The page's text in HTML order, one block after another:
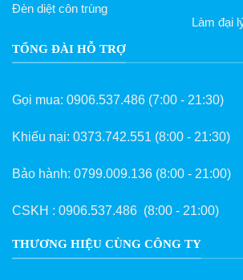
Đèn diệt côn trùng
Làm đại
TỔNG ĐÀI HỖ TRỢ
Gọi mua: 0906.537.486 (7:00 - 21:30)
Khiếu nại: 0373.742.551 (8:00 - 21:30)
Bảo hành: 0799.009.136 (8:00 - 21:00)
CSKH : 0906.537.486 (8:00 - 21:00)
THƯƠNG HIỆU CÙNG CÔNG TY